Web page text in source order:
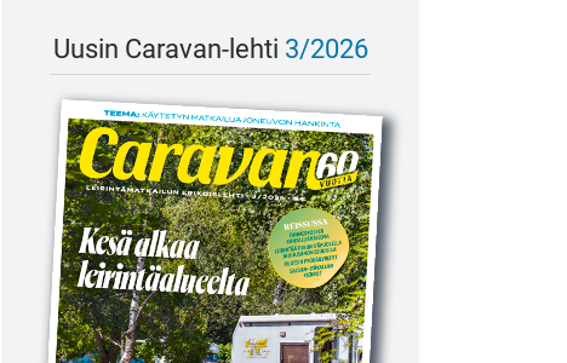
Uusin Caravan-lehti 3/2026